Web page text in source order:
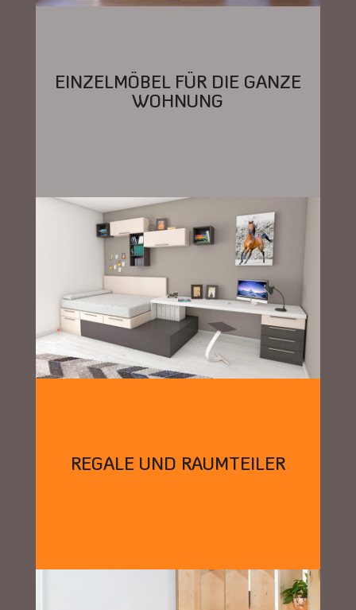
EINZELMÖBEL FÜR DIE GANZE
WOHNUNG
REGALE UND RAUMTEILER